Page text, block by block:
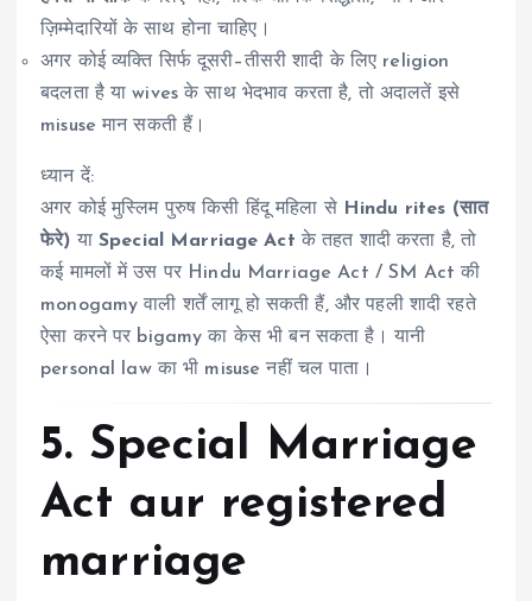
ज़िम्मेदारियों के साथ होना चाहिए।
अगर कोई व्यक्ति सिर्फ दूसरी–तीसरी शादी के लिए religion
बदलता है या wives के साथ भेदभाव करता है, तो अदालतें इसे
misuse मान सकती हैं।
ध्यान दें:
अगर कोई मुस्लिम पुरुष किसी हिंदू महिला से Hindu rites (सात
फेरे) या Special Marriage Act के तहत शादी करता है, तो
कई मामलों में उस पर Hindu Marriage Act / SM Act की
monogamy वाली शर्तें लागू हो सकती हैं, और पहली शादी रहते
ऐसा करने पर bigamy का केस भी बन सकता है। यानी
personal law का भी misuse नहीं चल पाता।
5. Special Marriage
Act aur registered
marriage